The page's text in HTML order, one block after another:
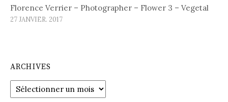
Florence Verrier – Photographer – Flower 3 – Vegetal
27 JANVIER. 2017
ARCHIVES
Archives